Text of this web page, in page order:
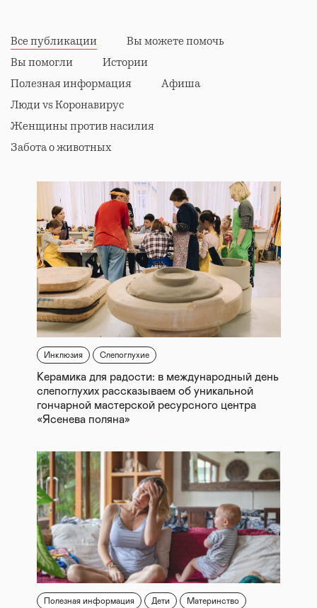
Все публикации
Вы можете помочь
Вы помогли
Истории
Полезная информация
Афиша
Люди vs Коронавирус
Женщины против насилия
Забота о животных
Инклюзия Слепоглухие
Керамика для радости: в международный день
слепоглухих рассказываем об уникальной
гончарной мастерской ресурсного центра
«Ясенева поляна»
Полезная информация Дети Материнство